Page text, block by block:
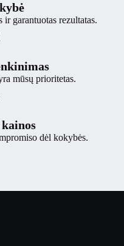
ir garantuotas rezultatas.
mūsų prioritetas.
dėl kokybės.